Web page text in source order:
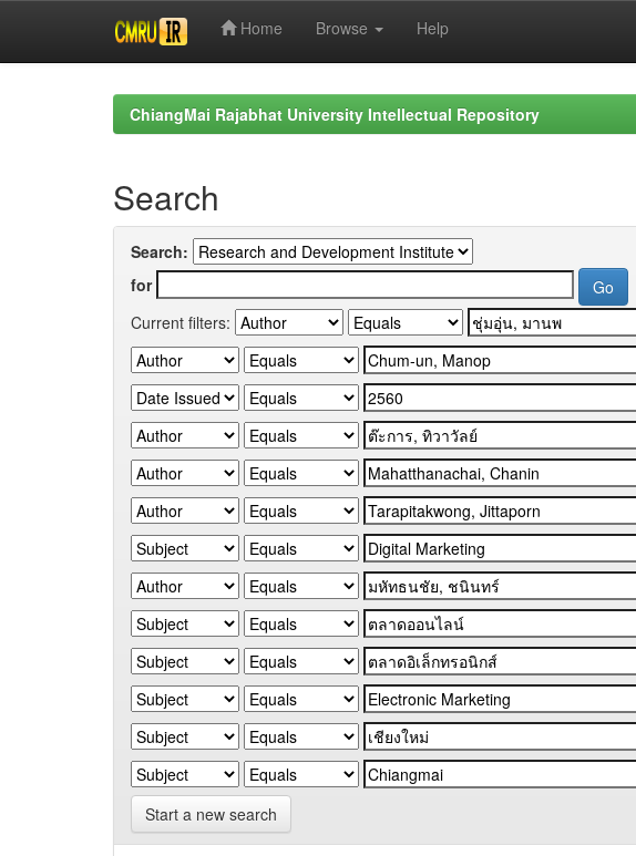
Home Browse Help
ChiangMai Rajabhat University Intellectual Repository
Search
Search:
for
Current filters:
Start a new search